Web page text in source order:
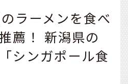
ラーメンを食べ
薦！ 新潟県の
シンガポール食